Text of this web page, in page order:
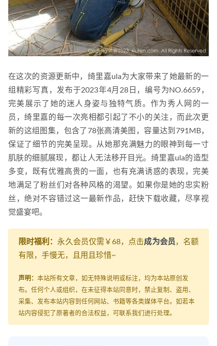
在这次的资源更新中，绮里嘉ula为大家带来了她最新的一
组精彩写真，发布于2023年4月28日，编号为NO.6659，
完美展示了她的迷人身姿与独特气质。作为秀人网的一
员，绮里嘉的每一次亮相都引起了不小的关注，而此次更
新的这组图集，包含了78张高清美图，容量达到791MB，
保证了细节的完美呈现。从她那充满魅力的眼神到每一寸
肌肤的细腻展现，都让人无法移开目光。绮里嘉ula的造型
多变，既有优雅高贵的一面，也有充满诱惑的表现，完美
地满足了粉丝们对各种风格的渴望。如果你是她的忠实粉
丝，绝对不容错过这一最新作品，赶快下载收藏，尽享视
觉盛宴吧。
限时福利： 永久会员仅需￥68，点击成为会员，名额
有限，手慢无，且用且珍惜~
声明： 本站所有文章，如无特殊说明或标注，均为本站原创发
布。任何个人或组织，在未征得本站同意时，禁止复制、盗用、
采集、发布本站内容到任何网站、书籍等各类媒体平台。如若本
站内容侵犯了原著者的合法权益，可联系我们进行处理。